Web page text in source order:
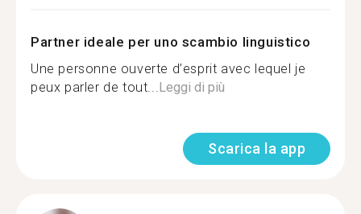
Partner ideale per uno scambio linguistico
Une personne ouverte d’esprit avec lequel je
peux parler de tout...Leggi di più
Scarica la app